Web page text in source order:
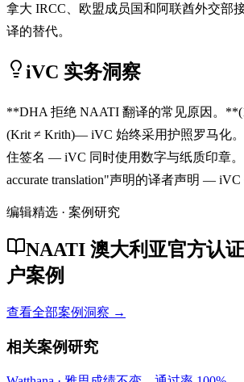
拿大 IRCC、欧盟成员国和阿联酋外交部
译的替代。
iVC 实务洞察
**DHA 拒绝 NAATI 翻译的常见原因。
(Krit ≠ Krith)— iVC 始终采用护照罗马化
住签名 — iVC 同时使用数字与纸质印章。
accurate translation"声明的译者声明 — iVC
编辑精选 · 案例研究
NAATI 澳大利亚官方认
户案例
查看全部案例洞察 →
相关案例研究